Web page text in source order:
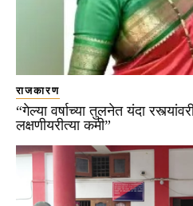
राजकारण
“गेल्या वर्षाच्या तुलनेत यंदा
लक्षणीयरीत्या कमी”